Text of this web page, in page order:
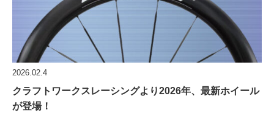
2026.02.4
クラフトワークスレーシングより2026年、最新ホイール
が登場！